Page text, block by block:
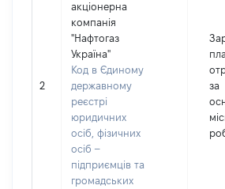
2
акціонерна
компанія
"Нафтогаз
Україна"
Код в Єдиному
державному
реєстрі
юридичних
осіб, фізичних
осіб –
підприємців та
громадських
за